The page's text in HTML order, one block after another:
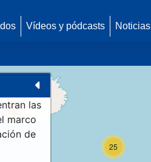
Vídeos y pódcasts Noticias
las
marco
de
25
192